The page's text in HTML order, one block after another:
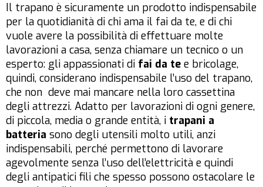
Il trapano è sicuramente un prodotto indispensabile
per la quotidianità di chi ama il fai da te, e di chi
vuole avere la possibilità di effettuare molte
lavorazioni a casa, senza chiamare un tecnico o un
esperto: gli appassionati di fai da te e bricolage,
quindi, considerano indispensabile l’uso del trapano,
che non deve mai mancare nella loro cassettina
degli attrezzi. Adatto per lavorazioni di ogni genere,
di piccola, media o grande entità, i trapani a
batteria sono degli utensili molto utili, anzi
indispensabili, perché permettono di lavorare
agevolmente senza l’uso dell’elettricità e quindi
degli antipatici fili che spesso possono ostacolare le